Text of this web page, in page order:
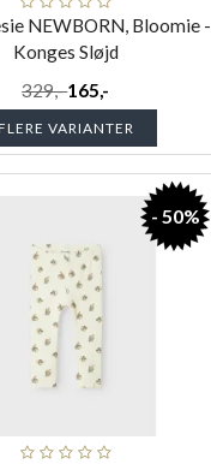
NEWBORN, Bloomie -
Konges Sløjd
329,-165,-
VARIANTER
- 50%